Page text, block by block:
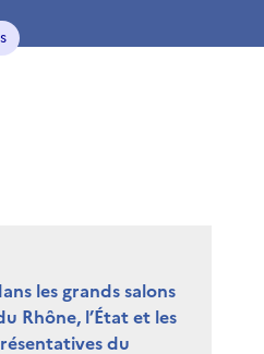
les grands salons
Rhône, l’État et les
du